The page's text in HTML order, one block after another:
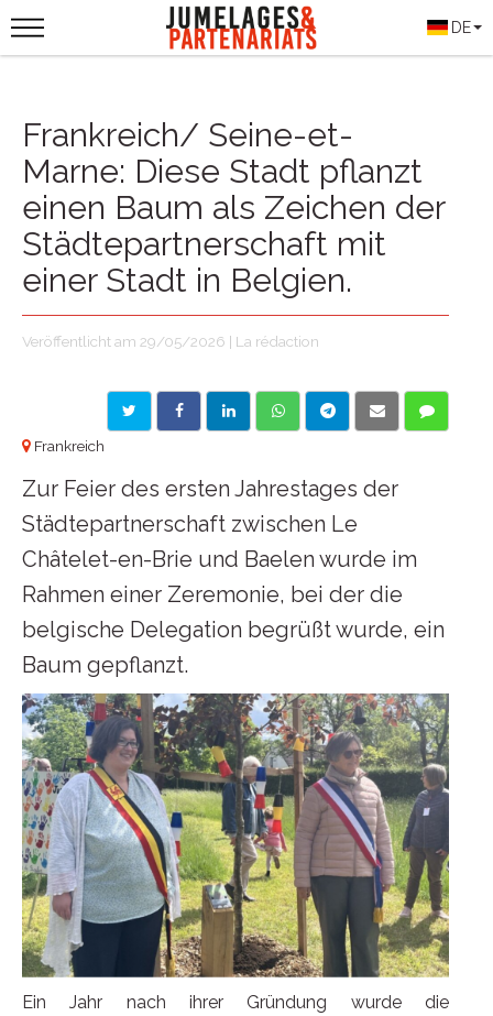
DE
Frankreich/ Seine-et-
Marne: Diese Stadt pflanzt
einen Baum als Zeichen der
Städtepartnerschaft mit
einer Stadt in Belgien.
Veröffentlicht am 29/05/2026 | La rédaction
Frankreich
Zur Feier des ersten Jahrestages der
Städtepartnerschaft zwischen Le
Châtelet-en-Brie und Baelen wurde im
Rahmen einer Zeremonie, bei der die
belgische Delegation begrüßt wurde, ein
Baum gepflanzt.
Ein Jahr nach ihrer Gründung wurde die